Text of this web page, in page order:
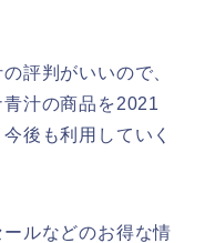
評判がいいので、
汁の商品を2021
後も利用していく
ルなどのお得な情